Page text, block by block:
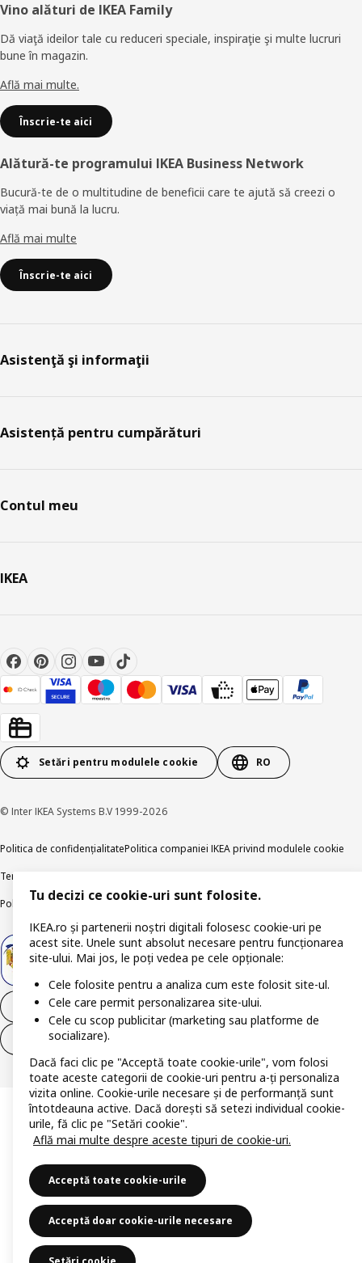
Subsol
Vino alături de IKEA Family
Dă viaţă ideilor tale cu reduceri speciale, inspiraţie şi multe lucruri
bune în magazin.
Află mai multe.
Înscrie-te aici
Alătură-te programului IKEA Business Network
Bucură-te de o multitudine de beneficii care te ajută să creezi o
viață mai bună la lucru.
Află mai multe
Înscrie-te aici
Asistenţă şi informaţii
Asistență pentru cumpărături
Contul meu
IKEA
Setări pentru modulele cookie RO
© Inter IKEA Systems B.V 1999-2026
Politica de confidențialitatePolitica companiei IKEA privind modulele cookie
Termeni și Condiții
Politica de publicare responsabilăAccesibilitatea digitală
Retrage-te din contract
Retrage-te din contract (servicii)
Tu decizi ce cookie-uri sunt folosite.
IKEA.ro și partenerii noștri digitali folosesc cookie-uri pe
acest site. Unele sunt absolut necesare pentru funcționarea
site-ului. Mai jos, le poți vedea pe cele opționale:
Cele folosite pentru a analiza cum este folosit site-ul.
Cele care permit personalizarea site-ului.
Cele cu scop publicitar (marketing sau platforme de
socializare).
Dacă faci clic pe "Acceptă toate cookie-urile", vom folosi
toate aceste categorii de cookie-uri pentru a-ți personaliza
vizita online. Cookie-urile necesare și de performanță sunt
întotdeauna active. Dacă dorești să setezi individual cookie-
urile, fă clic pe "Setări cookie".
Află mai multe despre aceste tipuri de cookie-uri.
Acceptă toate cookie-urile
Acceptă doar cookie-urile necesare